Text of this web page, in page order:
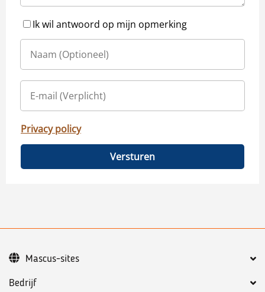
Ik wil antwoord op mijn opmerking
Privacy policy
Versturen
Bedrijf
Mascus-sites